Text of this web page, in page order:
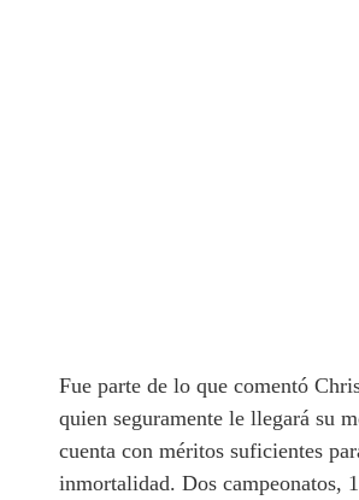
Fue parte de lo que comentó
quien seguramente le llegará su
cuenta con méritos suficientes
inmortalidad. Dos campeonatos,